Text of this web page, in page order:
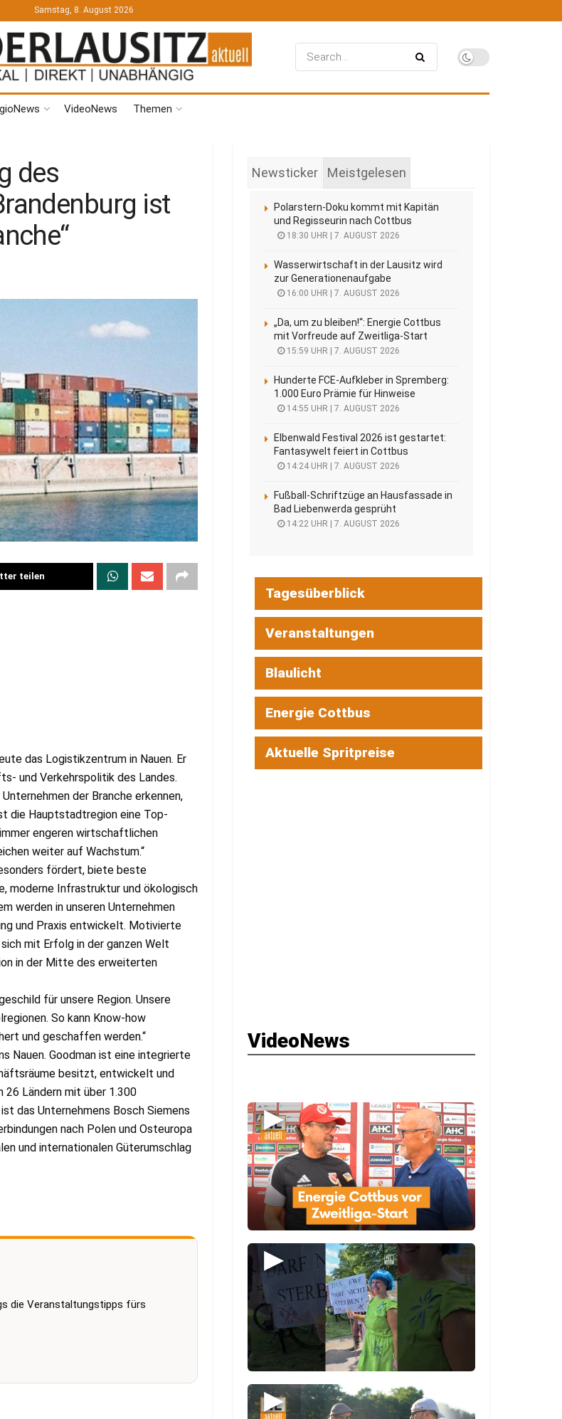
Samstag, 8. August 2026
VideoNews Themen
des
ist
teilen
das Logistikzentrum in Nauen. Er
und Verkehrspolitik des Landes.
der Branche erkennen,
die Hauptstadtregion eine Top-
engeren wirtschaftlichen
weiter auf Wachstum.“
fördert, biete beste
moderne Infrastruktur und ökologisch
werden in unseren Unternehmen
und Praxis entwickelt. Motivierte
mit Erfolg in der ganzen Welt
in der Mitte des erweiterten
für unsere Region. Unsere
So kann Know-how
und geschaffen werden.“
Nauen. Goodman ist eine integrierte
besitzt, entwickelt und
26 Ländern mit über 1.300
das Unternehmens Bosch Siemens
nach Polen und Osteuropa
und internationalen Güterumschlag
die Veranstaltungstipps fürs
Newsticker Meistgelesen
Polarstern-Doku kommt mit Kapitän
und Regisseurin nach Cottbus
18:30 UHR | 7. AUGUST 2026
Wasserwirtschaft in der Lausitz wird
zur Generationenaufgabe
16:00 UHR | 7. AUGUST 2026
„Da, um zu bleiben!“: Energie Cottbus
mit Vorfreude auf Zweitliga-Start
15:59 UHR | 7. AUGUST 2026
Hunderte FCE-Aufkleber in Spremberg:
1.000 Euro Prämie für Hinweise
14:55 UHR | 7. AUGUST 2026
Elbenwald Festival 2026 ist gestartet:
Fantasywelt feiert in Cottbus
14:24 UHR | 7. AUGUST 2026
Fußball-Schriftzüge an Hausfassade in
Bad Liebenwerda gesprüht
14:22 UHR | 7. AUGUST 2026
Tagesüberblick
Veranstaltungen
Blaulicht
Energie Cottbus
Aktuelle Spritpreise
VideoNews
▶
▶
▶